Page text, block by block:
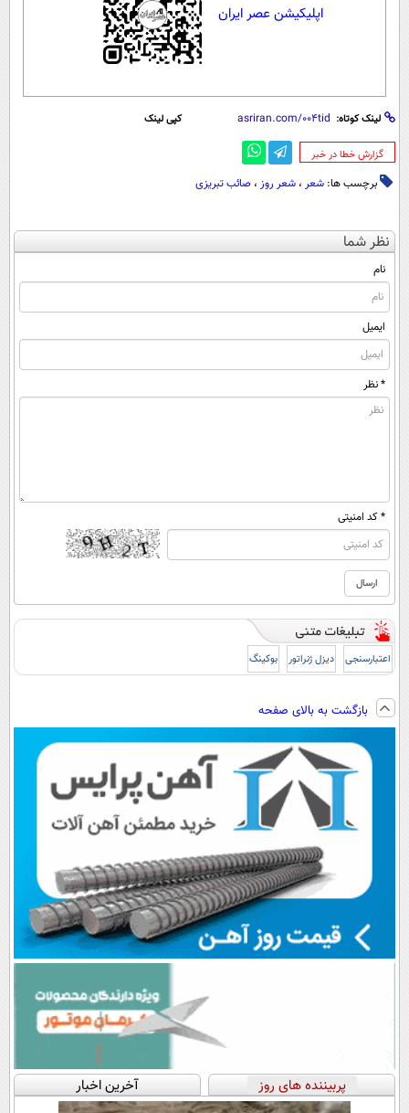
اپلیکیشن عصر ایران
لینک کوتاه: کپی لینک
‌گزارش خطا در خبر
برچسب ها: شعر ، شعر روز ، صائب تبریزی
نظر شما
نام
ایمیل
* نظر
* کد امنیتی
اعتبارسنجی دیزل ژنراتور بوکینگ
بازگشت به بالای صفحه
پربیننده های روز آخرین اخبار